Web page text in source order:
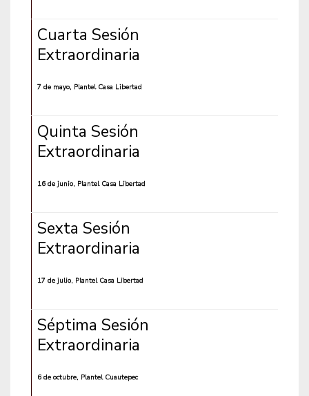
Cuarta Sesión
Extraordinaria
7 de mayo, Plantel Casa Libertad
Quinta Sesión
Extraordinaria
16 de junio, Plantel Casa Libertad
Sexta Sesión
Extraordinaria
17 de julio, Plantel Casa Libertad
Séptima Sesión
Extraordinaria
6 de octubre, Plantel Cuautepec